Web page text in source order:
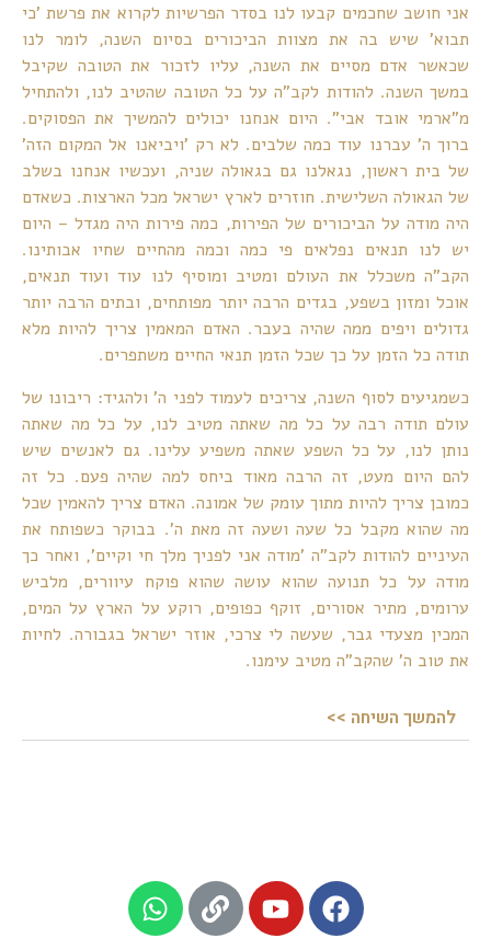
אני חושב שחכמים קבעו לנו בסדר הפרשיות לקרוא את פרשת 'כי
תבוא' שיש בה את מצוות הביכורים בסיום השנה, לומר לנו
שכאשר אדם מסיים את השנה, עליו לזכור את הטובה שקיבל
במשך השנה. להודות לקב"ה על כל הטובה שהטיב לנו, ולהתחיל
מ"ארמי אובד אבי". היום אנחנו יכולים להמשיך את הפסוקים.
ברוך ה' עברנו עוד כמה שלבים. לא רק 'ויביאנו אל המקום הזה'
של בית ראשון, נגאלנו גם בגאולה שניה, ועכשיו אנחנו בשלב
של הגאולה השלישית. חוזרים לארץ ישראל מכל הארצות. כשאדם
היה מודה על הביכורים של הפירות, כמה פירות היה מגדל – היום
יש לנו תנאים נפלאים פי כמה וכמה מהחיים שחיו אבותינו.
הקב"ה משכלל את העולם ומטיב ומוסיף לנו עוד ועוד תנאים,
אוכל ומזון בשפע, בגדים הרבה יותר מפותחים, ובתים הרבה יותר
גדולים ויפים ממה שהיה בעבר. האדם המאמין צריך להיות מלא
תודה כל הזמן על כך שכל הזמן תנאי החיים משתפרים.
כשמגיעים לסוף השנה, צריכים לעמוד לפני ה' ולהגיד: ריבונו של
עולם תודה רבה על כל מה שאתה מטיב לנו, על כל מה שאתה
נותן לנו, על כל השפע שאתה משפיע עלינו. גם לאנשים שיש
להם היום מעט, זה הרבה מאוד ביחס למה שהיה פעם. כל זה
כמובן צריך להיות מתוך עומק של אמונה. האדם צריך להאמין שכל
מה שהוא מקבל כל שעה ושעה זה מאת ה'. בבוקר כשפותח את
העיניים להודות לקב"ה 'מודה אני לפניך מלך חי וקיים', ואחר כך
מודה על כל תנועה שהוא עושה שהוא פוקח עיוורים, מלביש
ערומים, מתיר אסורים, זוקף כפופים, רוקע על הארץ על המים,
המכין מצעדי גבר, שעשה לי צרכי, אוזר ישראל בגבורה. לחיות
את טוב ה' שהקב"ה מטיב עימנו.
להמשך השיחה >>